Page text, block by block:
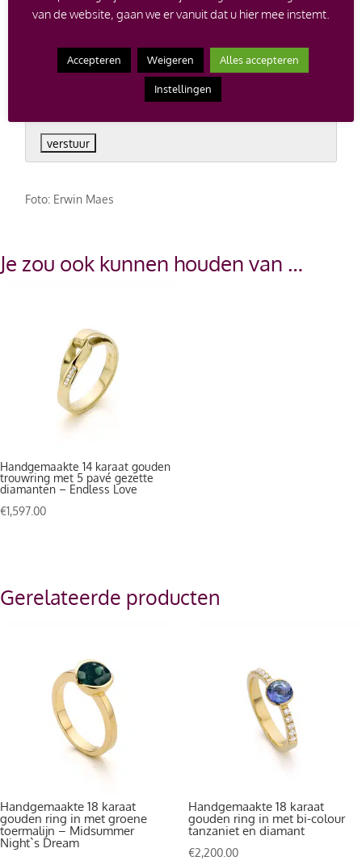
Verificatie
Vul twee cijfers in
Foto: Erwin Maes
Je zou ook kunnen houden van …
Handgemaakte 14 karaat gouden
trouwring met 5 pavé gezette
diamanten – Endless Love
€1,597.00
Gerelateerde producten
Handgemaakte 18 karaat
gouden ring in met groene
toermalijn – Midsummer
Night`s Dream
Handgemaakte 18 karaat
gouden ring in met bi-colour
tanzaniet en diamant
€2,200.00
van de website, gaan we er vanuit dat u hier mee instemt.
Accepteren Weigeren Alles accepteren
Instellingen